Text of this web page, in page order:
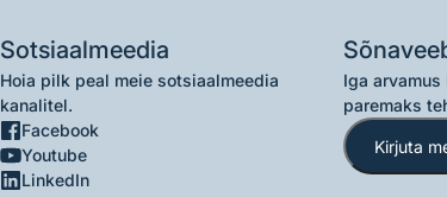
Sotsiaalmeedia
Hoia pilk peal meie sotsiaalmeedia
kanalitel.
Facebook
Youtube
LinkedIn
Iga
paremaks
Kirjuta